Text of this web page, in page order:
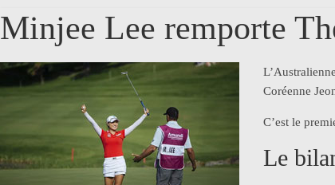
Minjee Lee remporte
Coréenne
C’est le
Le